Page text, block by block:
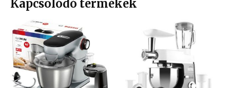
Kapcsolódó termékek